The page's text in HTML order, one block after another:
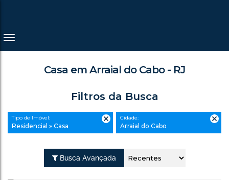
Casa em Arraial do Cabo - RJ
Filtros da Busca
Tipo de Imóvel:
Residencial » Casa
Cidade:
Arraial do Cabo
Busca Avançada